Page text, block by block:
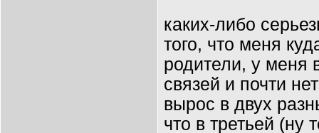
каких-либо
того, что меня
родители, у меня
связей и почти
вырос в двух
что в третьей (ну